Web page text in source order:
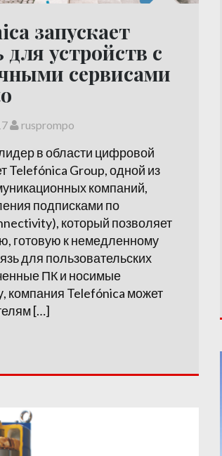
запускает
устройств с
сервисами
rusprompo
в области цифровой
Telefónica Group, одной из
компаний,
подписками по
который позволяет
готовую к немедленному
для пользовательских
ПК и носимые
компания Telefónica может
[…]